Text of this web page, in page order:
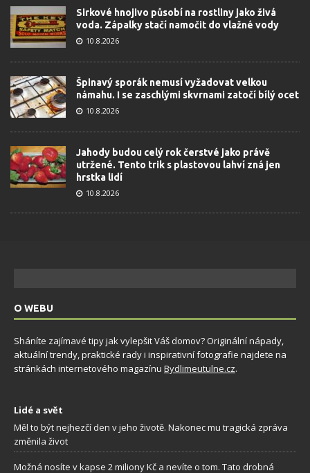
Sirkové hnojivo působí na rostliny jako živá
voda. Zápalky stačí namočit do vlažné vody
10.8.2026
Špinavý sporák nemusí vyžadovat velkou
námahu. I se zaschlými skvrnami zatočí bílý ocet
10.8.2026
Jahody budou celý rok čerstvé jako právě
utržené. Tento trik s plastovou lahví zná jen
hrstka lidí
10.8.2026
O WEBU
Sháníte zajímavé tipy jak vylepšit Váš domov? Originální nápady,
aktuální trendy, praktické rady i inspirativní fotografie najdete na
stránkách internetového magazínu Bydlimeutulne.cz.
Lidé a svět
Měl to být nejhezčí den v jeho životě. Nakonec mu tragická zpráva
změnila život
Možná nosíte v kapse 2 miliony Kč a nevíte o tom. Tato drobná